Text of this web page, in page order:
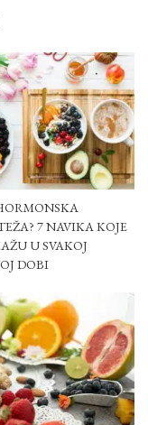
7 NAVIKA KOJE
U SVAKOJ
DOBI